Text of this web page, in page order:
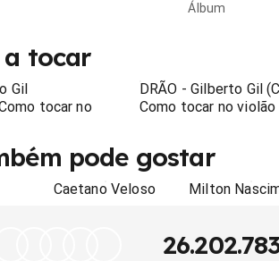
Álbum
tocar
Gil
tocar no
DRÃO - Gilberto Gil
Como tocar no violão
pode gostar
Caetano Veloso Milton